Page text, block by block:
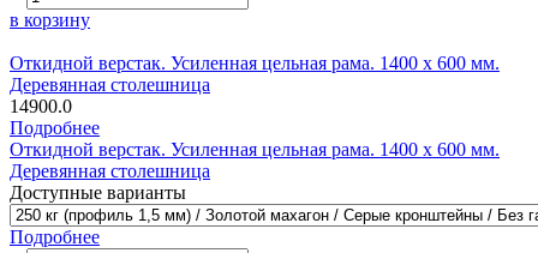
в корзину
Откидной верстак. Усиленная цельная рама. 1400 х 600 мм.
Деревянная столешница
14900.0
Подробнее
Откидной верстак. Усиленная цельная рама. 1400 х 600 мм.
Деревянная столешница
Доступные варианты
Подробнее